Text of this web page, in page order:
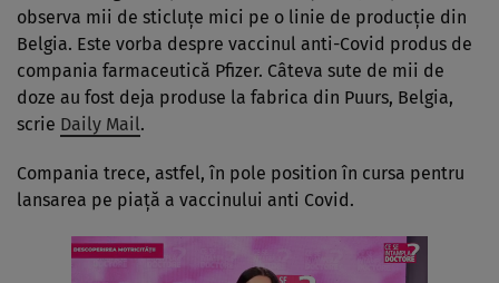
observa mii de sticluţe mici pe o linie de producţie din
Belgia. Este vorba despre vaccinul anti-Covid produs de
compania farmaceutică Pfizer. Câteva sute de mii de
doze au fost deja produse la fabrica din Puurs, Belgia,
scrie Daily Mail.
Compania trece, astfel, în pole position în cursa pentru
lansarea pe piaţă a vaccinului anti Covid.